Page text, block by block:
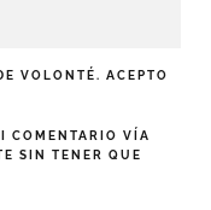
VOLONTÉ. ACEPTO
COMENTARIO VÍA
SIN TENER QUE